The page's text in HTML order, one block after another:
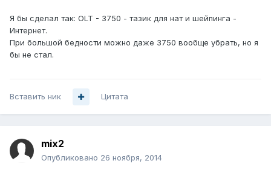
Я бы сделал так: OLT - 3750 - тазик для нат и шейпинга -
Интернет.
При большой бедности можно даже 3750 вообще убрать, но я
бы не стал.
Вставить ник Цитата
mix2
Опубликовано 26 ноября, 2014